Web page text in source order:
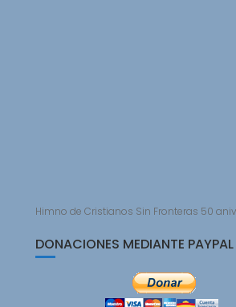
Himno de Cristianos Sin Fronteras 50
DONACIONES MEDIANTE PAYPAL